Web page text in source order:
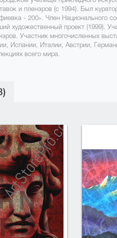
и пленэров (с 1994). Был
- 200». Член Национального
художественный проект (1999).
Участник многочисленных
Испании, Италии, Австрии,
всего мира.